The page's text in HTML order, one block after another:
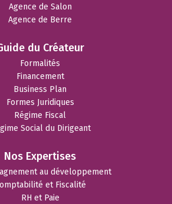
Agence de Salon
Agence de Berre
du Créateur
Formalités
Financement
Business Plan
Formes Juridiques
Régime Fiscal
Social du Dirigeant
Nos Expertises
au développement
et Fiscalité
RH et Paie